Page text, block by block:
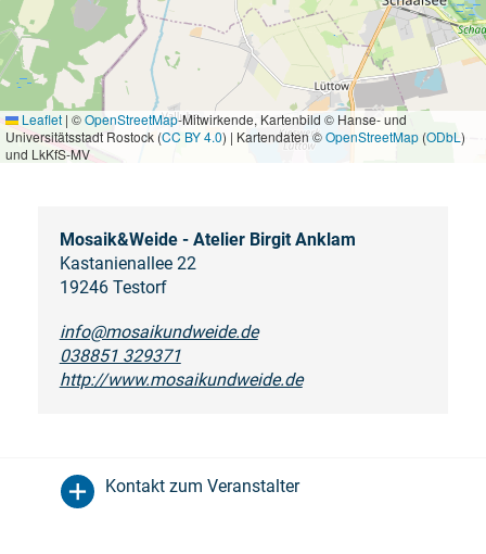
Leaflet | ©OpenStreetMap-Mitwirkende, Kartenbild © Hanse- und
Universitätsstadt Rostock (CC BY 4.0) | Kartendaten ©OpenStreetMap (ODbL )
und LkKfS-MV
Mosaik&Weide - Atelier Birgit Anklam
Kastanienallee 22
19246 Testorf
info@mosaikundweide.de
038851 329371
http://www.mosaikundweide.de
Kontakt zum Veranstalter